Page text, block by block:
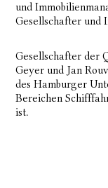
und
Gesellschafter und
Gesellschafter der
Geyer und Jan
des Hamburger
Bereichen
ist.